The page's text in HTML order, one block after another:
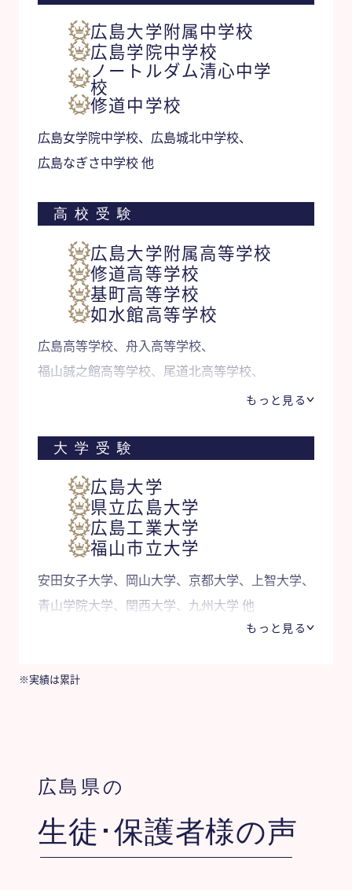
広島大学附属中学校
広島学院中学校
ノートルダム清心中学
校
修道中学校
広島女学院中学校、広島城北中学校、
広島なぎさ中学校 他
高校受験
広島大学附属高等学校
修道高等学校
基町高等学校
如水館高等学校
広島高等学校、舟入高等学校、
福山誠之館高等学校、尾道北高等学校、
呉三津田高等学校、廿日市高等学校 他もっと見る
大学受験
広島大学
県立広島大学
広島工業大学
福山市立大学
安田女子大学、岡山大学、京都大学、上智大学、
青山学院大学、関西大学、九州大学 他
もっと見る
※実績は累計
広島県の
生徒･保護者様の声